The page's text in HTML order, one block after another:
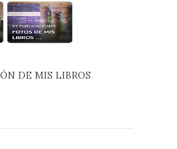
DE MIS LIBROS